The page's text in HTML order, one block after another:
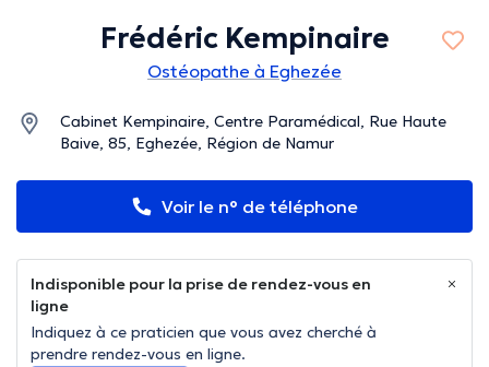
Frédéric Kempinaire
Ostéopathe à Eghezée
Cabinet Kempinaire, Centre Paramédical, Rue Haute
Baive, 85, Eghezée, Région de Namur
Voir le n° de téléphone
Indisponible pour la prise de rendez-vous en
ligne
Indiquez à ce praticien que vous avez cherché à
prendre rendez-vous en ligne.